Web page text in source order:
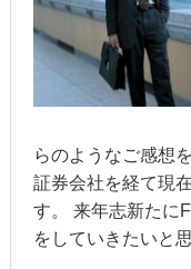
らのようなご感想
証券会社を経て現
す。 来年志新たに
をしていきたいと